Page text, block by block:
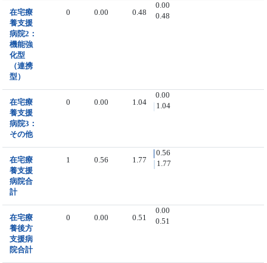
在宅療
養支援
病院2：
機能強
化型
（連携
型）
0 0.00 0.48
0.00
0.48
在宅療
養支援
病院3：
その他
0 0.00 1.04
0.00
1.04
在宅療
養支援
病院合
計
1 0.56 1.77
0.56
1.77
在宅療
養後方
支援病
院合計
0 0.00 0.51
0.00
0.51